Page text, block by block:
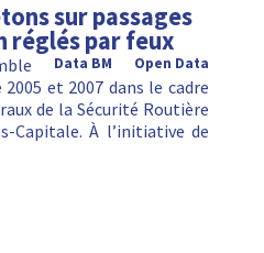
sur passages
réglés par feux
Open Data
Data BM
et 2007 dans le cadre
de la Sécurité Routière
Capitale. À l’initiative de